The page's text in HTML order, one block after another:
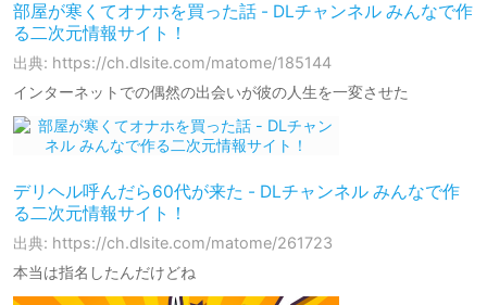
部屋が寒くてオナホを買った話 - DLチャンネル みんなで作
る二次元情報サイト！
出典: https://ch.dlsite.com/matome/185144
インターネットでの偶然の出会いが彼の人生を一変させた
デリヘル呼んだら60代が来た - DLチャンネル みんなで作
る二次元情報サイト！
出典: https://ch.dlsite.com/matome/261723
本当は指名したんだけどね